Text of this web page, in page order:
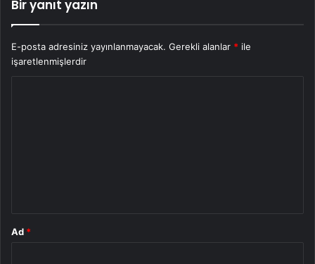
Bir yanıt yazın
E-posta adresiniz yayınlanmayacak. Gerekli alanlar * ile
işaretlenmişlerdir
Ad *